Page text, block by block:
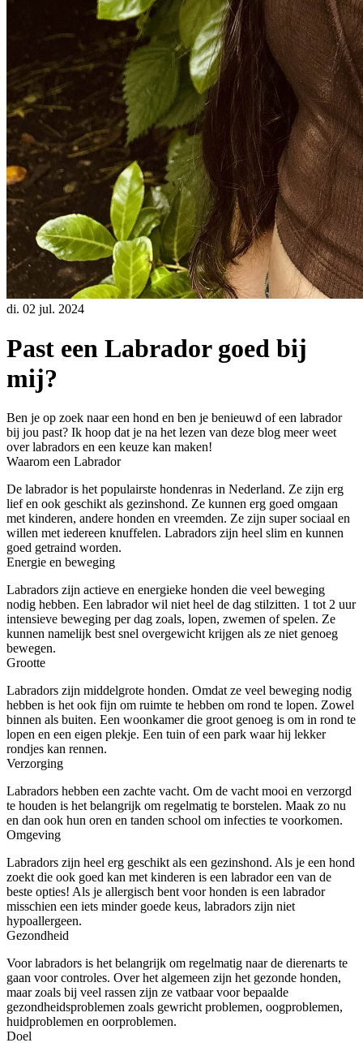
di. 02 jul. 2024
Past een Labrador goed bij
mij?
Ben je op zoek naar een hond en ben je benieuwd of een labrador
bij jou past? Ik hoop dat je na het lezen van deze blog meer weet
over labradors en een keuze kan maken!
Waarom een Labrador
De labrador is het populairste hondenras in Nederland. Ze zijn erg
lief en ook geschikt als gezinshond. Ze kunnen erg goed omgaan
met kinderen, andere honden en vreemden. Ze zijn super sociaal en
willen met iedereen knuffelen. Labradors zijn heel slim en kunnen
goed getraind worden.
Energie en beweging
Labradors zijn actieve en energieke honden die veel beweging
nodig hebben. Een labrador wil niet heel de dag stilzitten. 1 tot 2 uur
intensieve beweging per dag zoals, lopen, zwemen of spelen. Ze
kunnen namelijk best snel overgewicht krijgen als ze niet genoeg
bewegen.
Grootte
Labradors zijn middelgrote honden. Omdat ze veel beweging nodig
hebben is het ook fijn om ruimte te hebben om rond te lopen. Zowel
binnen als buiten. Een woonkamer die groot genoeg is om in rond te
lopen en een eigen plekje. Een tuin of een park waar hij lekker
rondjes kan rennen.
Verzorging
Labradors hebben een zachte vacht. Om de vacht mooi en verzorgd
te houden is het belangrijk om regelmatig te borstelen. Maak zo nu
en dan ook hun oren en tanden school om infecties te voorkomen.
Omgeving
Labradors zijn heel erg geschikt als een gezinshond. Als je een hond
zoekt die ook goed kan met kinderen is een labrador een van de
beste opties! Als je allergisch bent voor honden is een labrador
misschien een iets minder goede keus, labradors zijn niet
hypoallergeen.
Gezondheid
Voor labradors is het belangrijk om regelmatig naar de dierenarts te
gaan voor controles. Over het algemeen zijn het gezonde honden,
maar zoals bij veel rassen zijn ze vatbaar voor bepaalde
gezondheidsproblemen zoals gewricht problemen, oogproblemen,
huidproblemen en oorproblemen.
Doel